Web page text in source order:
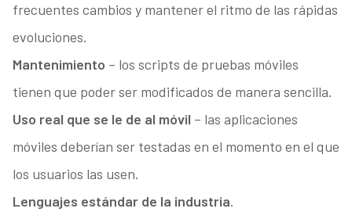
frecuentes cambios y mantener el ritmo de las rápidas
evoluciones.
Mantenimiento – los scripts de pruebas móviles
tienen que poder ser modificados de manera sencilla.
Uso real que se le de al móvil – las aplicaciones
móviles deberían ser testadas en el momento en el que
los usuarios las usen.
Lenguajes estándar de la industria.